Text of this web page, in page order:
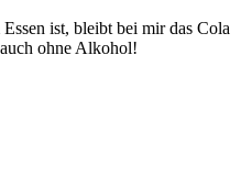
ist, bleibt bei mir das Cola
ohne Alkohol!